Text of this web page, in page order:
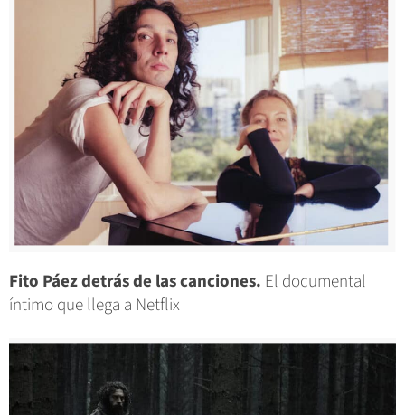
Fito Páez detrás de las canciones. El documental
íntimo que llega a Netflix